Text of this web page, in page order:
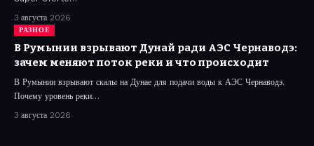
3 августа 2026
РАЗНОЕ
В Румынии взрывают Дунай ради АЭС Чернаводэ:
зачем меняют поток реки и что происходит
В Румынии взрывают скалы на Дунае для подачи воды к АЭС Чернаводэ.
Почему уровень реки…
3 августа 2026